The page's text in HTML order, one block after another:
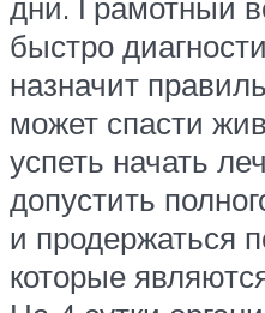
дни. Грамотный
быстро
назначит
может спасти
успеть начать
допустить
и продержаться
которые